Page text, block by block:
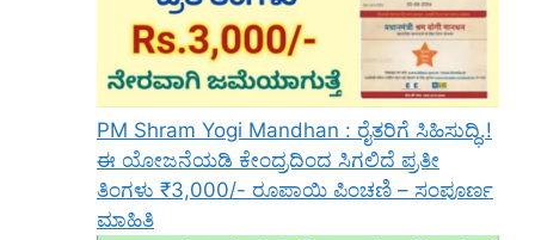
PM Shram Yogi Mandhan : ರೈತರಿಗೆ ಸಿಹಿಸುದ್ಧಿ.!
ಈ ಯೋಜನೆಯಡಿ ಕೇಂದ್ರದಿಂದ ಸಿಗಲಿದೆ ಪ್ರತೀ
ತಿಂಗಳು ₹3,000/- ರೂಪಾಯಿ ಪಿಂಚಣಿ – ಸಂಪೂರ್ಣ
ಮಾಹಿತಿ